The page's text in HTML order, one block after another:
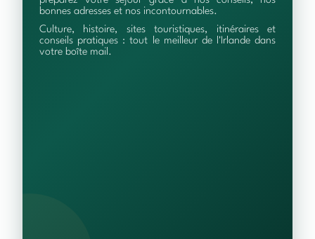
bonnes adresses et nos incontournables.
Culture, histoire, sites touristiques, itinéraires et
conseils pratiques : tout le meilleur de l'Irlande dans
votre boîte mail.